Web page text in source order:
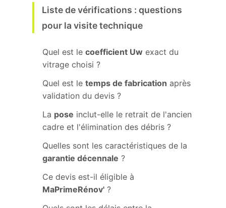
Liste de vérifications : questions
pour la visite technique
Quel est le coefficient Uw exact du
vitrage choisi ?
Quel est le temps de fabrication après
validation du devis ?
La pose inclut-elle le retrait de l'ancien
cadre et l'élimination des débris ?
Quelles sont les caractéristiques de la
garantie décennale ?
Ce devis est-il éligible à
MaPrimeRénov' ?